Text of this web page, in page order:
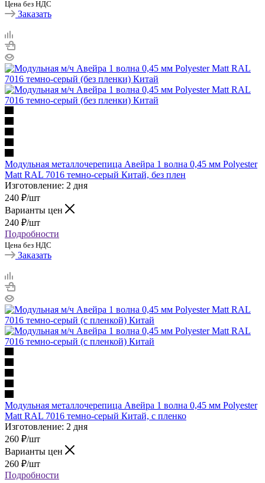
Цена без НДС
Заказать
Модульная металлочерепица Авейра 1 волна 0,45 мм Polyester
Matt RAL 7016 темно-серый Китай, без плен
Изготовление: 2 дня
240 ₽/шт
Варианты цен
240 ₽/шт
Подробности
Цена без НДС
Заказать
Модульная металлочерепица Авейра 1 волна 0,45 мм Polyester
Matt RAL 7016 темно-серый Китай, с пленко
Изготовление: 2 дня
260 ₽/шт
Варианты цен
260 ₽/шт
Подробности